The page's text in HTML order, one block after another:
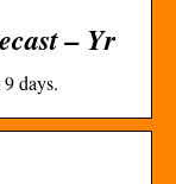
– Yr
days.